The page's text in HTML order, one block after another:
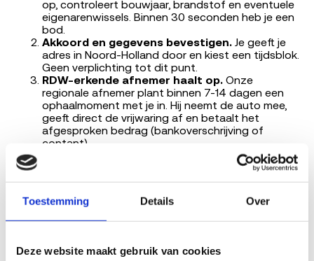
Toestemming Details Over
Deze website maakt gebruik van cookies
op, controleert bouwjaar, brandstof en eventuele
eigenarenwissels. Binnen 30 seconden heb je een
bod.
Akkoord en gegevens bevestigen. Je geeft je
adres in Noord-Holland door en kiest een tijdsblok.
Geen verplichting tot dit punt.
RDW-erkende afnemer haalt op. Onze
regionale afnemer plant binnen 7-14 dagen een
ophaalmoment met je in. Hij neemt de auto mee,
geeft direct de vrijwaring af en betaalt het
afgesproken bedrag (bankoverschrijving of
contant).
Het ophalen is gratis voor jou. De RDW-erkende afnemer
is verantwoordelijk voor demontage, vrijwaring en
Lees verder op Sloopauto.com